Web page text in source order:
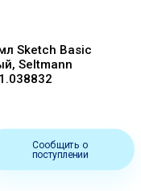
Sketch Basic
Seltmann
Сообщить о
поступлении